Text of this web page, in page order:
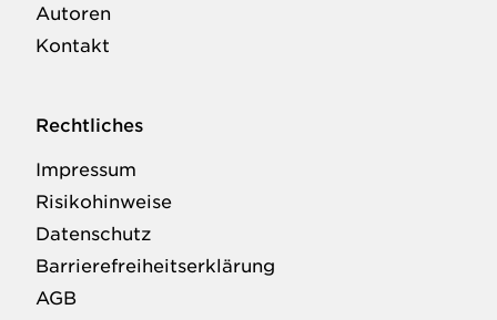
Autoren
Kontakt
Rechtliches
Impressum
Risikohinweise
Datenschutz
Barrierefreiheitserklärung
AGB